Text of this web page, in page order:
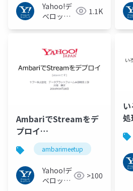
Yahoo!デ
ベロッパ
1.1K
AmbariでStreamをデ
プロイ
#ambarimeetup
ambarimeetup
Yahoo!デ
ベロッパ
>100
チ